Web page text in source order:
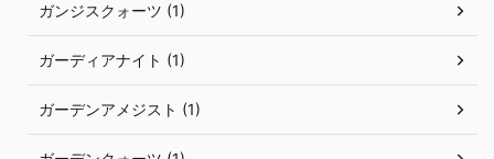
ガンジスクォーツ (1)
ガーディアナイト (1)
ガーデンアメジスト (1)